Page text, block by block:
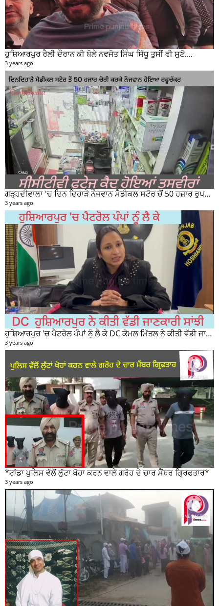
ਹੁਸ਼ਿਆਰਪੁਰ ਰੈਲੀ ਦੌਰਾਨ ਕੀ ਬੋਲੇ ਨਵਜੋਤ ਸਿੰਘ ਸਿੱਧੂ ਤੁਸੀਂ ਵੀ ਸੁਣੋ....
3 years ago
ਗੜ੍ਹਦੀਵਾਲਾ 'ਚ ਦਿਨ ਦਿਹਾੜੇ ਨੌਜਵਾਨ ਮੈਡੀਕਲ ਸਟੋਰ ਚੋਂ 50 ਹਜ਼ਾਰ ਰੁਪਏ ਦੀ ਨਕਦੀ ਚੋਰੀ ਕਰਕੇ ਹੋਇਆ ਰਫੂਚੱਕਰ
3 years ago
ਹੁਸ਼ਿਆਰਪੁਰ 'ਚ ਪੈਟਰੋਲ ਪੰਪਾਂ ਨੂੰ ਲੈ ਕੇ DC ਕੋਮਲ ਮਿੱਤਲ ਨੇ ਕੀਤੀ ਵੱਡੀ ਜਾਣਕਾਰੀ ਸਾਂਝੀ
3 years ago
*ਟਾਂਡਾ ਪੁਲਿਸ ਵੱਲੋਂ ਲੁੱਟਾ ਖੋਹਾ ਕਰਨ ਵਾਲੇ ਗਰੋਹ ਦੇ ਚਾਰ ਮੈਂਬਰ ਗ੍ਰਿਫਤਾਰ*
3 years ago